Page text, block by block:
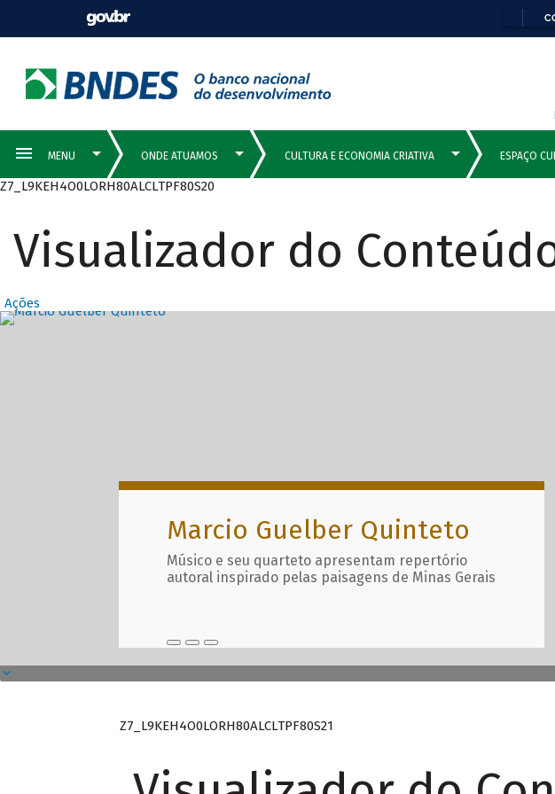
Z7_L9KEH4O0LORH80ALCLTPF80S20
Visualizador do
Ações
Destaques Principais
Marcio Guelber Quinteto
Músico e seu quarteto apresentam repertório
autoral inspirado pelas paisagens de Minas Gerais
Z7_L9KEH4O0LORH80ALCLTPF80S21